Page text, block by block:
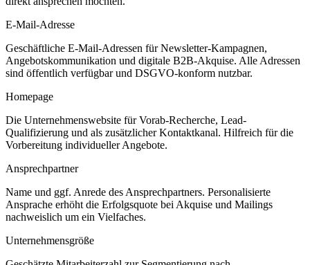
E-Mail-Adresse
Geschäftliche E-Mail-Adressen für Newsletter-Kampagnen,
Angebotskommunikation und digitale B2B-Akquise. Alle Adressen
sind öffentlich verfügbar und DSGVO-konform nutzbar.
Homepage
Die Unternehmenswebsite für Vorab-Recherche, Lead-
Qualifizierung und als zusätzlicher Kontaktkanal. Hilfreich für die
Vorbereitung individueller Angebote.
Ansprechpartner
Name und ggf. Anrede des Ansprechpartners. Personalisierte
Ansprache erhöht die Erfolgsquote bei Akquise und Mailings
nachweislich um ein Vielfaches.
Unternehmensgröße